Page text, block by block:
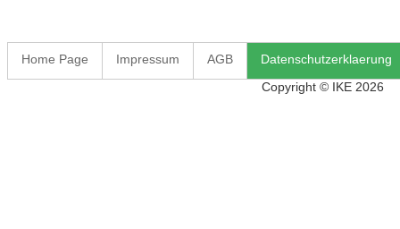
Home Page Impressum AGB
Datenschutzerklaerung
Copyright © IKE 2026